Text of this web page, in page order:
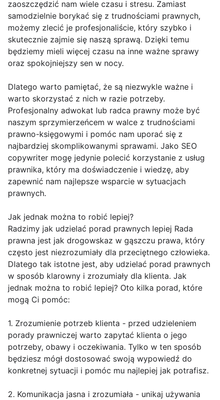
zaoszczędzić nam wiele czasu i stresu. Zamiast
samodzielnie borykać się z trudnościami prawnych,
możemy zlecić je profesjonaliście, który szybko i
skutecznie zajmie się naszą sprawą. Dzięki temu
będziemy mieli więcej czasu na inne ważne sprawy
oraz spokojniejszy sen w nocy.
Dlatego warto pamiętać, że są niezwykle ważne i
warto skorzystać z nich w razie potrzeby.
Profesjonalny adwokat lub radca prawny może być
naszym sprzymierzeńcem w walce z trudnościami
prawno-księgowymi i pomóc nam uporać się z
najbardziej skomplikowanymi sprawami. Jako SEO
copywriter mogę jedynie polecić korzystanie z usług
prawnika, który ma doświadczenie i wiedzę, aby
zapewnić nam najlepsze wsparcie w sytuacjach
prawnych.
Jak jednak można to robić lepiej?
Radzimy jak udzielać porad prawnych lepiej Rada
prawna jest jak drogowskaz w gąszczu prawa, który
często jest niezrozumiały dla przeciętnego człowieka.
Dlatego tak istotne jest, aby udzielać porad prawnych
w sposób klarowny i zrozumiały dla klienta. Jak
jednak można to robić lepiej? Oto kilka porad, które
mogą Ci pomóc:
1. Zrozumienie potrzeb klienta - przed udzieleniem
porady prawniczej warto zapytać klienta o jego
potrzeby, obawy i oczekiwania. Tylko w ten sposób
będziesz mógł dostosować swoją wypowiedź do
konkretnej sytuacji i pomóc mu najlepiej jak potrafisz.
2. Komunikacja jasna i zrozumiała - unikaj używania